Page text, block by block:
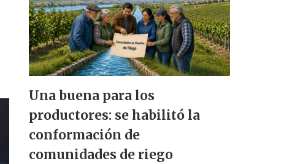
Una buena para los
productores: se habilitó la
conformación de
comunidades de riego